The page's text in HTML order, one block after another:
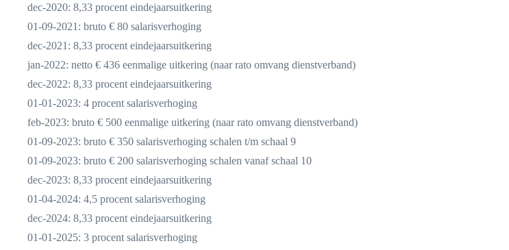
dec-2020: 8,33 procent eindejaarsuitkering
01-09-2021: bruto € 80 salarisverhoging
dec-2021: 8,33 procent eindejaarsuitkering
jan-2022: netto € 436 eenmalige uitkering (naar rato omvang dienstverband)
dec-2022: 8,33 procent eindejaarsuitkering
01-01-2023: 4 procent salarisverhoging
feb-2023: bruto € 500 eenmalige uitkering (naar rato omvang dienstverband)
01-09-2023: bruto € 350 salarisverhoging schalen t/m schaal 9
01-09-2023: bruto € 200 salarisverhoging schalen vanaf schaal 10
dec-2023: 8,33 procent eindejaarsuitkering
01-04-2024: 4,5 procent salarisverhoging
dec-2024: 8,33 procent eindejaarsuitkering
01-01-2025: 3 procent salarisverhoging